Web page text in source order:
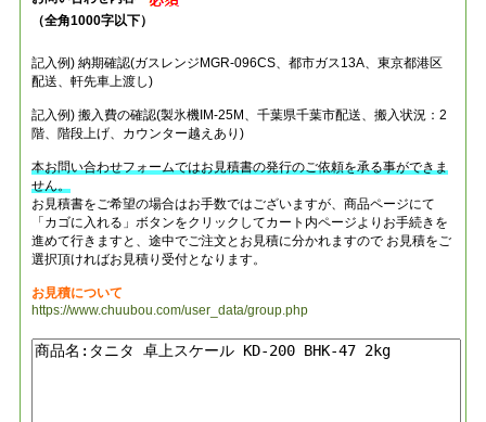
（全角1000字以下）
記入例) 納期確認(ガスレンジMGR-096CS、都市ガス13A、東京都港区
配送、軒先車上渡し)
記入例) 搬入費の確認(製氷機IM-25M、千葉県千葉市配送、搬入状況：2
階、階段上げ、カウンター越えあり)
本お問い合わせフォームではお見積書の発行のご依頼を承る事ができま
せん。
お見積書をご希望の場合はお手数ではございますが、商品ページにて
「カゴに入れる」ボタンをクリックしてカート内ページよりお手続きを
進めて行きますと、途中でご注文とお見積に分かれますので お見積をご
選択頂ければお見積り受付となります。
お見積について
https://www.chuubou.com/user_data/group.php